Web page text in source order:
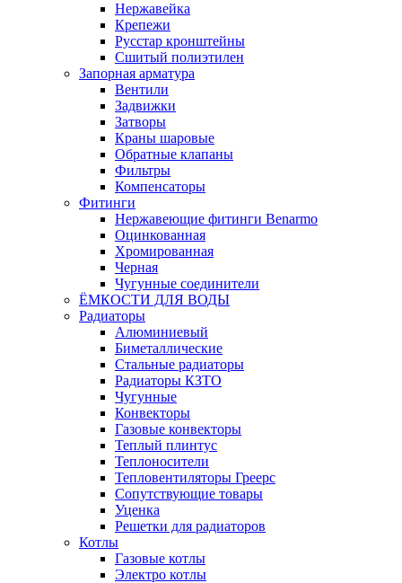
Нержавейка
Крепежи
Русстар кронштейны
Сшитый полиэтилен
Запорная арматура
Вентили
Задвижки
Затворы
Краны шаровые
Обратные клапаны
Фильтры
Компенсаторы
Фитинги
Нержавеющие фитинги Benarmo
Оцинкованная
Хромированная
Черная
Чугунные соединители
ЁМКОСТИ ДЛЯ ВОДЫ
Радиаторы
Алюминиевый
Биметаллические
Стальные радиаторы
Радиаторы КЗТО
Чугунные
Конвекторы
Газовые конвекторы
Теплый плинтус
Теплоносители
Тепловентиляторы Греерс
Сопутствующие товары
Уценка
Решетки для радиаторов
Котлы
Газовые котлы
Электро котлы